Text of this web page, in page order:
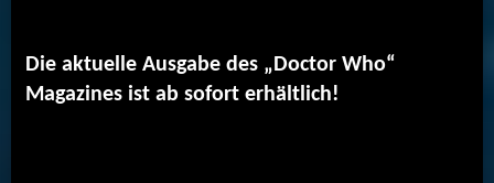
Die aktuelle Ausgabe des „Doctor Who“
Magazines ist ab sofort erhältlich!